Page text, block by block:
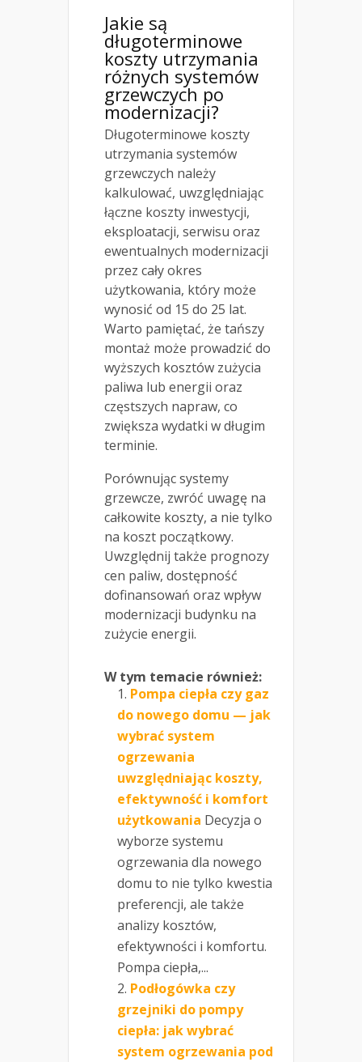
Jakie są
długoterminowe
koszty utrzymania
różnych systemów
grzewczych po
modernizacji?
Długoterminowe koszty
utrzymania systemów
grzewczych należy
kalkulować, uwzględniając
łączne koszty inwestycji,
eksploatacji, serwisu oraz
ewentualnych modernizacji
przez cały okres
użytkowania, który może
wynosić od 15 do 25 lat.
Warto pamiętać, że tańszy
montaż może prowadzić do
wyższych kosztów zużycia
paliwa lub energii oraz
częstszych napraw, co
zwiększa wydatki w długim
terminie.
Porównując systemy
grzewcze, zwróć uwagę na
całkowite koszty, a nie tylko
na koszt początkowy.
Uwzględnij także prognozy
cen paliw, dostępność
dofinansowań oraz wpływ
modernizacji budynku na
zużycie energii.
W tym temacie również:
Pompa ciepła czy gaz
do nowego domu — jak
wybrać system
ogrzewania
uwzględniając koszty,
efektywność i komfort
użytkowania Decyzja o
wyborze systemu
ogrzewania dla nowego
domu to nie tylko kwestia
preferencji, ale także
analizy kosztów,
efektywności i komfortu.
Pompa ciepła,...
Podłogówka czy
grzejniki do pompy
ciepła: jak wybrać
system ogrzewania pod